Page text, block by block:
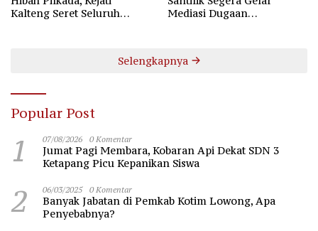
Kalteng Seret Seluruh
Mediasi Dugaan
Selengkapnya
Popular Post
1 07/08/2026 0 Komentar
Jumat Pagi Membara, Kobaran Api Dekat SDN 3
Ketapang Picu Kepanikan Siswa
2 06/03/2025 0 Komentar
Banyak Jabatan di Pemkab Kotim Lowong, Apa
Penyebabnya?